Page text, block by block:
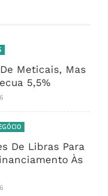
Meticais, Mas
5,5%
De Libras Para
Às